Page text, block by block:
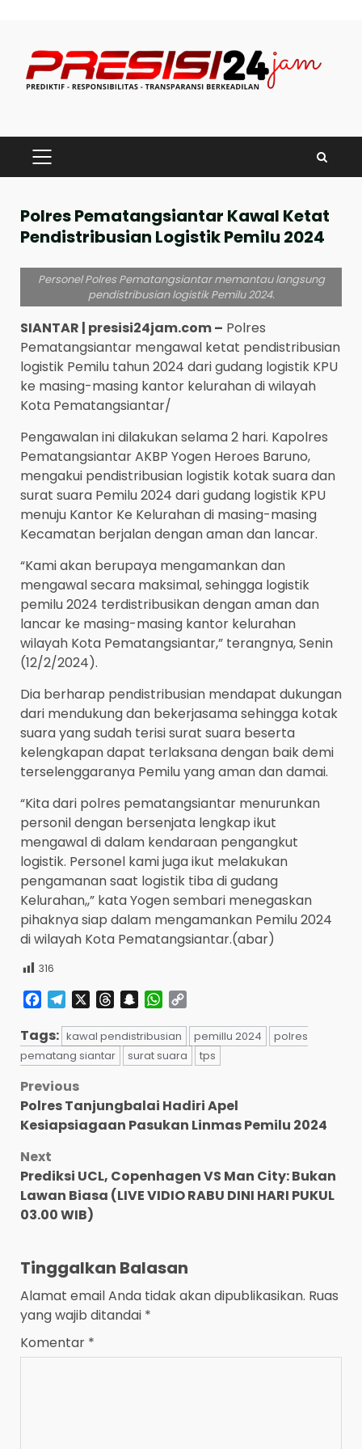
content
PRIMARY
MENU
Polres Pematangsiantar Kawal Ketat
Pendistribusian Logistik Pemilu 2024
Personel Polres Pematangsiantar memantau langsung
pendistribusian logistik Pemilu 2024.
SIANTAR | presisi24jam.com – Polres
Pematangsiantar mengawal ketat pendistribusian
logistik Pemilu tahun 2024 dari gudang logistik KPU
ke masing-masing kantor kelurahan di wilayah
Kota Pematangsiantar/
Pengawalan ini dilakukan selama 2 hari. Kapolres
Pematangsiantar AKBP Yogen Heroes Baruno,
mengakui pendistribusian logistik kotak suara dan
surat suara Pemilu 2024 dari gudang logistik KPU
menuju Kantor Ke Kelurahan di masing-masing
Kecamatan berjalan dengan aman dan lancar.
“Kami akan berupaya mengamankan dan
mengawal secara maksimal, sehingga logistik
pemilu 2024 terdistribusikan dengan aman dan
lancar ke masing-masing kantor kelurahan
wilayah Kota Pematangsiantar,” terangnya, Senin
(12/2/2024).
Dia berharap pendistribusian mendapat dukungan
dari mendukung dan bekerjasama sehingga kotak
suara yang sudah terisi surat suara beserta
kelengkapan dapat terlaksana dengan baik demi
terselenggaranya Pemilu yang aman dan damai.
“Kita dari polres pematangsiantar menurunkan
personil dengan bersenjata lengkap ikut
mengawal di dalam kendaraan pengangkut
logistik. Personel kami juga ikut melakukan
pengamanan saat logistik tiba di gudang
Kelurahan,,” kata Yogen sembari menegaskan
pihaknya siap dalam mengamankan Pemilu 2024
di wilayah Kota Pematangsiantar.(abar)
316
Facebook
TelegramThreadsSnapchatWhatsApp
Tags: kawal pendistribusian pemillu 2024
polres
pematang siantar
surat suara tps
Post
navigation
Previous
Polres Tanjungbalai Hadiri Apel
Kesiapsiagaan Pasukan Linmas Pemilu 2024
Next
Prediksi UCL, Copenhagen VS Man City: Bukan
Lawan Biasa (LIVE VIDIO RABU DINI HARI PUKUL
03.00 WIB)
Tinggalkan Balasan
Alamat email Anda tidak akan dipublikasikan. Ruas
yang wajib ditandai *
Komentar *